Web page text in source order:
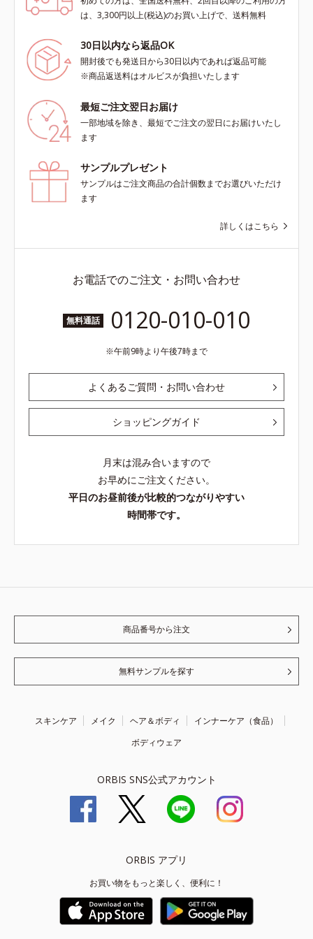
は、3,300円以上(税込)のお買い上げで、送料無料
30日以内なら返品OK
開封後でも発送日から30日以内であれば返品可能
※商品返送料はオルビスが負担いたします
最短ご注文翌日お届け
一部地域を除き、最短でご注文の翌日にお届けいたし
ます
サンプルプレゼント
サンプルはご注文商品の合計個数までお選びいただけ
ます
詳しくはこちら
お電話でのご注文・お問い合わせ
無料通話 0120-010-010
午前9時より午後7時まで
よくあるご質問・お問い合わせ
ショッピングガイド
月末は混み合いますので
お早めにご注文ください。
平日のお昼前後が比較的つながりやすい
時間帯です。
商品番号から注文
無料サンプルを探す
スキンケア メイク ヘア＆ボディ
インナーケア（食品）
ボディウェア
ORBIS SNS公式アカウント
ORBIS アプリ
お買い物をもっと楽しく、便利に！